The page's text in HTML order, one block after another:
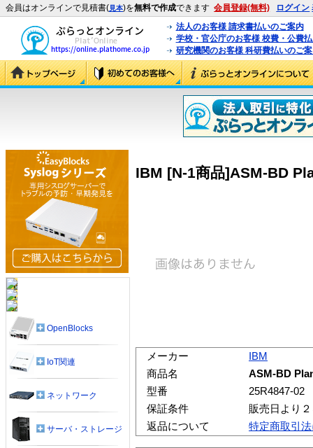
会員はオンラインで見積書(見本)を無料で作成できます 会員登録(無料) ログイン
法人のお客様 請求書払いのご案内
学校・官公庁のお客様 校費・公費
研究機関のお客様 科研費払いのご
IBM [N-1商品]ASM-BD
メーカー
IBM
商品名
ASM-BD
型番
25R4847-02
保証条件
販売日より
返品について
特定商取引
OpenBlocks
IoT関連
ネットワーク
サーバ・ストレージ